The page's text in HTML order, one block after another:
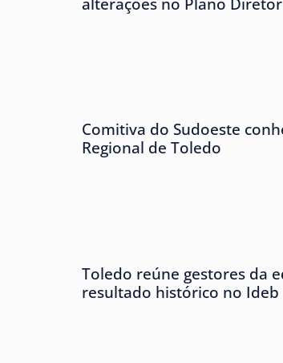
Comitiva do Sudoeste
Regional de Toledo
Toledo reúne gestores da
resultado histórico no Ideb